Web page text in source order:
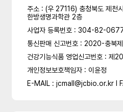
주소 : (우 27116) 충청북도 제천
한방생명과학관 2층
사업자 등록번호 : 304-82-
통신판매 신고번호 : 2020-충북
건강기능식품 영업신고번호 :
개인정보보호책임자 : 이윤정
E-MAIL : jcmall@jcbio.or.kr l